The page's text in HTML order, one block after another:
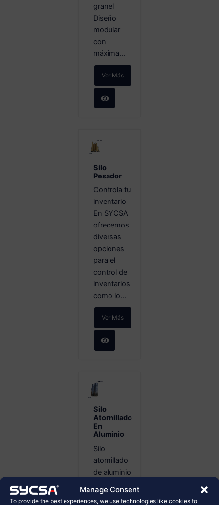
Manage Consent
To provide the best experiences, we use technologies like cookies to
granel
Diseño
modular
con
máxima...
Ver Más
Silo
Pesador
Controla tu
inventario
En SYCSA
ofrecemos
diversas
opciones
para el
control de
inventarios
como lo...
Ver Más
Silo
Atornillado
En
Aluminio
Silo
atornillado
de aluminio
almacenamiento